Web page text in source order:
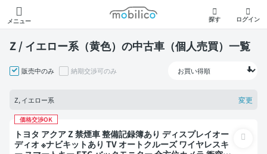
メニュー
モビリコ
探す ログイン
Z / イエロー系（黄色）の中古車（個人売買）一覧
販売中のみ 納期交渉可のみ
Z, イエロー系 変更
価格交渉OK
トヨタ アクア Z 禁煙車 整備記録簿あり ディスプレイオー
ディオ ※ナビキットあり TV オートクルーズ ワイヤレスキ